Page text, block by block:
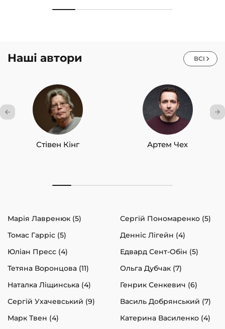
Наші автори ВСІ
Стівен Кінг Артем Чех
Марія Лавренюк (5)
Сергій Пономаренко (5)
Томас Гарріс (5)
Денніс Лігейн (4)
Юліан Пресс (4)
Едвард Сент-Обін (5)
Тетяна Воронцова (11)
Ольга Дубчак (7)
Наталка Ліщинська (4)
Генрик Сенкевич (6)
Сергій Ухачевський (9)
Василь Добрянський (7)
Марк Твен (4)
Катерина Василенко (4)